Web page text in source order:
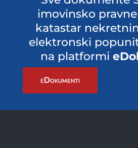
imovinsko
katastar
elektronski
na platformi
eDokumenti